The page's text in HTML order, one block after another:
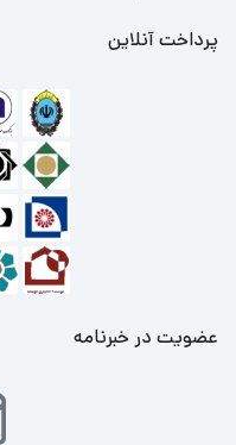
پرداخت آنلاین
عضویت در خبرنامه